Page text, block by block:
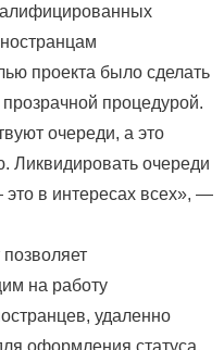
проекта было сделать
прозрачной процедурой.
очереди, а это
Ликвидировать очереди
в интересах всех», —
на работу
удаленно
оформления статуса,